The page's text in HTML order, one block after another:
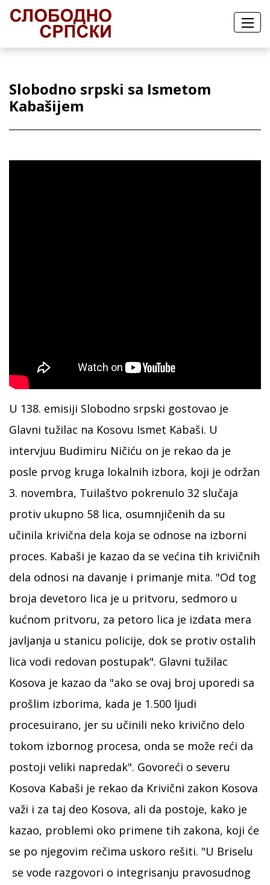
Slobodno srpski sa Ismetom
Kabašijem
U 138. emisiji Slobodno srpski gostovao je
Glavni tužilac na Kosovu Ismet Kabaši. U
intervjuu Budimiru Ničiću on je rekao da je
posle prvog kruga lokalnih izbora, koji je održan
3. novembra, Tuilaštvo pokrenulo 32 slučaja
protiv ukupno 58 lica, osumnjičenih da su
učinila krivična dela koja se odnose na izborni
proces. Kabaši je kazao da se većina tih krivičnih
dela odnosi na davanje i primanje mita. "Od tog
broja devetoro lica je u pritvoru, sedmoro u
kućnom pritvoru, za petoro lica je izdata mera
javljanja u stanicu policije, dok se protiv ostalih
lica vodi redovan postupak". Glavni tužilac
Kosova je kazao da "ako se ovaj broj uporedi sa
prošlim izborima, kada je 1.500 ljudi
procesuirano, jer su učinili neko krivično delo
tokom izbornog procesa, onda se može reći da
postoji veliki napredak". Govoreći o severu
Kosova Kabaši je rekao da Krivični zakon Kosova
važi i za taj deo Kosova, ali da postoje, kako je
kazao, problemi oko primene tih zakona, koji će
se po njegovim rečima uskoro rešiti. "U Briselu
se vode razgovori o integrisanju pravosudnog